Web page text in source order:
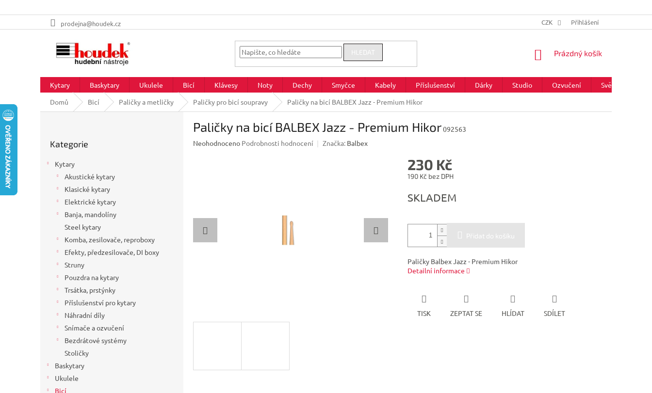
na
prodejna@houdek.cz CZK Přihlášení
HLEDAT
NÁKUPNÍ
Prázdný košík
Kytary Baskytary Ukulele Bicí Klávesy Noty Dechy Smyčce Kabely Příslušenství Dárky Studio Ozvučení Světla
Domů
Bicí Paličky a metličky Paličky pro bicí soupravy Paličky na bicí BALBEX Jazz - Premium Hikor
kategorie
Kategorie
Kytary
Akustické kytary
Klasické kytary
Elektrické kytary
Banja, mandolíny
Steel kytary
Komba, zesilovače, reproboxy
Efekty, předzesilovače, DI boxy
Struny
Pouzdra na kytary
Trsátka, prstýnky
Příslušenství pro kytary
Náhradní díly
Snímače a ozvučení
Bezdrátové systémy
Stoličky
Baskytary
Ukulele
Bicí
Paličky na bicí BALBEX Jazz - Premium Hikor092563
Průměrné
Neohodnoceno Podrobnosti hodnocení Značka: Balbex
230 Kč
190 Kč bez DPH
cena:
SKLADEM
Přidat do košíku
Paličky Balbex Jazz - Premium Hikor
Detailní informace
TISK ZEPTAT SE HLÍDAT SDÍLET